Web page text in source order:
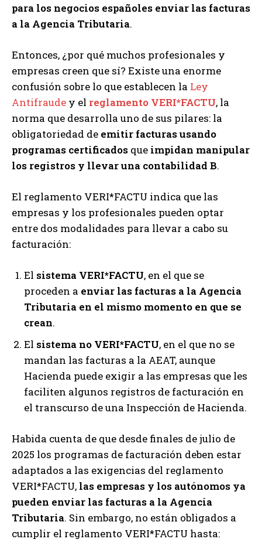
para los negocios españoles enviar las facturas
a la Agencia Tributaria.
Entonces, ¿por qué muchos profesionales y
empresas creen que sí? Existe una enorme
confusión sobre lo que establecen la Ley
Antifraude y el reglamento VERI*FACTU, la
norma que desarrolla uno de sus pilares: la
obligatoriedad de emitir facturas usando
programas certificados queimpidan manipular
los registros y llevar una contabilidad B.
El reglamento VERI*FACTU indica que las
empresas y los profesionales pueden optar
entre dos modalidades para llevar a cabo su
facturación:
El sistema VERI*FACTU, en el que se
proceden a enviar las facturas a la Agencia
Tributaria en el mismo momento en que se
crean.
El sistema no VERI*FACTU, en el que no se
mandan las facturas a la AEAT, aunque
Hacienda puede exigir a las empresas que les
faciliten algunos registros de facturación en
el transcurso de una Inspección de Hacienda.
Habida cuenta de que desde finales de julio de
2025 los programas de facturación deben estar
adaptados a las exigencias del reglamento
VERI*FACTU,las empresas y los autónomos ya
pueden enviar las facturas a la Agencia
Tributaria. Sin embargo, no están obligados a
cumplir el reglamento VERI*FACTU hasta: